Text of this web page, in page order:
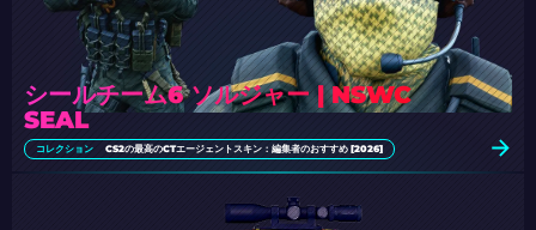
シールチーム6 ソルジャー | NSWC
SEAL
コレクション CS2の最高のCTエージェントスキン：編集者のおすすめ [2026]